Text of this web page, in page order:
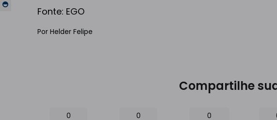
Fonte: EGO
Por Helder Felipe
Compartilhe
0 0 0